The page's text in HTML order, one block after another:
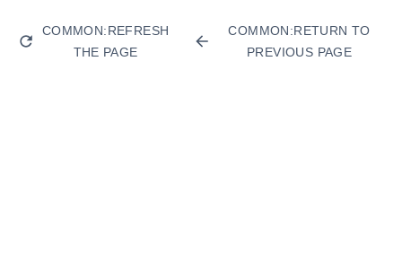
COMMON:REFRESH
THE PAGE
COMMON:RETURN TO
PREVIOUS PAGE